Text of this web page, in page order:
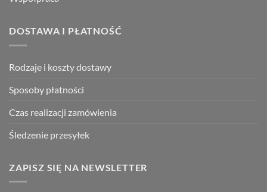
DOSTAWA I PŁATNOŚĆ
Rodzaje i koszty dostawy
Sposoby płatności
Czas realizacji zamówienia
Śledzenie przesyłek
ZAPISZ SIĘ NA NEWSLETTER